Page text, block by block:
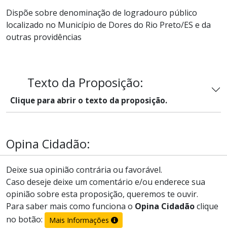
Dispõe sobre denominação de logradouro público
localizado no Município de Dores do Rio Preto/ES e da
outras providências
Texto da Proposição:
Clique para abrir o texto da proposição.
Opina Cidadão:
Deixe sua opinião contrária ou favorável.
Caso deseje deixe um comentário e/ou enderece sua
opinião sobre esta proposição, queremos te ouvir.
Para saber mais como funciona o Opina Cidadãoclique
no botão:
Mais Informações